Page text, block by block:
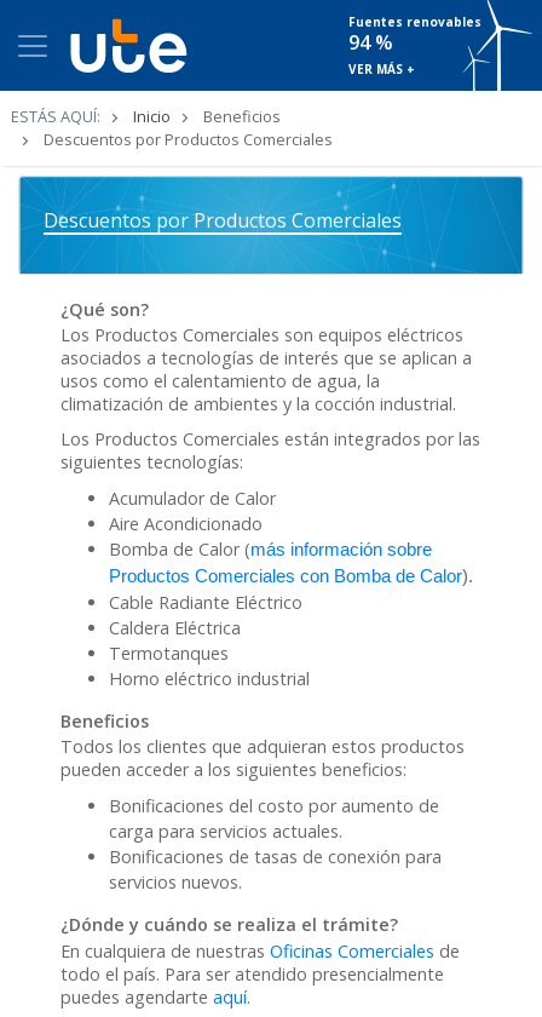
Fuentes renovables
94 %
VER MÁS +
ESTÁS AQUÍ: Inicio
Beneficios
Descuentos por Productos Comerciales
Descuentos por Productos Comerciales
¿Qué son?
Los Productos Comerciales son equipos eléctricos
asociados a tecnologías de interés que se aplican a
usos como el calentamiento de agua, la
climatización de ambientes y la cocción industrial.
Los Productos Comerciales están integrados por las
siguientes tecnologías:
Acumulador de Calor
Aire Acondicionado
Bomba de Calor (más información sobre
Productos Comerciales con Bomba de Calor).
Cable Radiante Eléctrico
Caldera Eléctrica
Termotanques
Horno eléctrico industrial
Beneficios
Todos los clientes que adquieran estos productos
pueden acceder a los siguientes beneficios:
Bonificaciones del costo por aumento de
carga para servicios actuales.
Bonificaciones de tasas de conexión para
servicios nuevos.
¿Dónde y cuándo se realiza el trámite?
En cualquiera de nuestras Oficinas Comerciales de
todo el país. Para ser atendido presencialmente
puedes agendarte aquí.